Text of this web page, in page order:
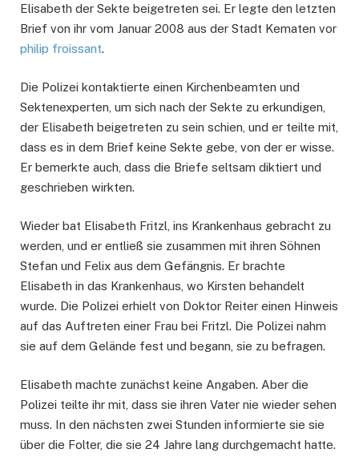
Elisabeth der Sekte beigetreten sei. Er legte den letzten
Brief von ihr vom Januar 2008 aus der Stadt Kematen vor
philip froissant.
Die Polizei kontaktierte einen Kirchenbeamten und
Sektenexperten, um sich nach der Sekte zu erkundigen,
der Elisabeth beigetreten zu sein schien, und er teilte mit,
dass es in dem Brief keine Sekte gebe, von der er wisse.
Er bemerkte auch, dass die Briefe seltsam diktiert und
geschrieben wirkten.
Wieder bat Elisabeth Fritzl, ins Krankenhaus gebracht zu
werden, und er entließ sie zusammen mit ihren Söhnen
Stefan und Felix aus dem Gefängnis. Er brachte
Elisabeth in das Krankenhaus, wo Kirsten behandelt
wurde. Die Polizei erhielt von Doktor Reiter einen Hinweis
auf das Auftreten einer Frau bei Fritzl. Die Polizei nahm
sie auf dem Gelände fest und begann, sie zu befragen.
Elisabeth machte zunächst keine Angaben. Aber die
Polizei teilte ihr mit, dass sie ihren Vater nie wieder sehen
muss. In den nächsten zwei Stunden informierte sie sie
über die Folter, die sie 24 Jahre lang durchgemacht hatte.